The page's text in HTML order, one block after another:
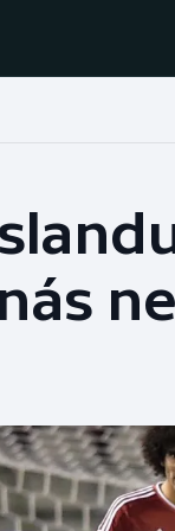
Baseball a softbal
Basketbal
Boby a skeleton
Box